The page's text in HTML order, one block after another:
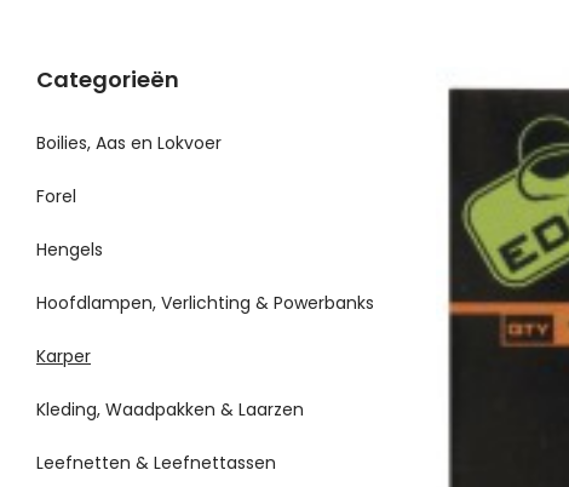
Categorieën
Boilies, Aas en Lokvoer
Forel
Hengels
Hoofdlampen, Verlichting & Powerbanks
Karper
Kleding, Waadpakken & Laarzen
Leefnetten & Leefnettassen